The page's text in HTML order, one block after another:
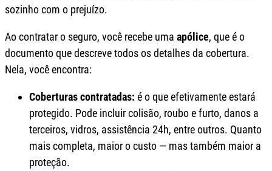
sozinho com o prejuízo.
Ao contratar o seguro, você recebe uma apólice, que é o
documento que descreve todos os detalhes da cobertura.
Nela, você encontra:
Coberturas contratadas: é o que efetivamente estará
protegido. Pode incluir colisão, roubo e furto, danos a
terceiros, vidros, assistência 24h, entre outros. Quanto
mais completa, maior o custo — mas também maior a
proteção.